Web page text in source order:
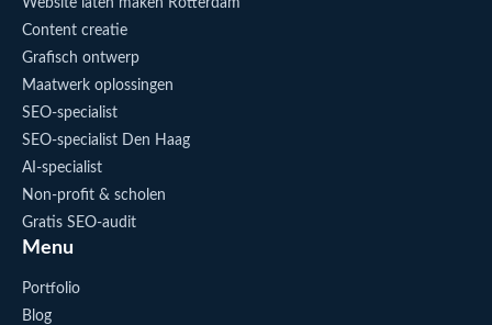
Content creatie
Grafisch ontwerp
Maatwerk oplossingen
SEO-specialist
SEO-specialist Den Haag
AI-specialist
Non-profit & scholen
Gratis SEO-audit
Menu
Portfolio
Blog